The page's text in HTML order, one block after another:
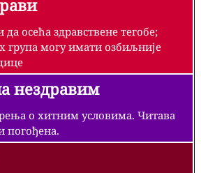
осећа здравствене тегобе;
група могу имати озбиљније
нездравим
о хитним условима. Читава
погођена.